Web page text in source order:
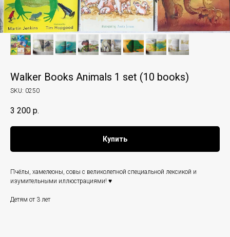
Walker Books Animals 1 set (10 books)
SKU: 0250
3 200 р.
Купить
Пчёлы, хамелеоны, совы с великолепной специальной лексикой и
изумительными иллюстрациями! ♥️
Детям от 3 лет